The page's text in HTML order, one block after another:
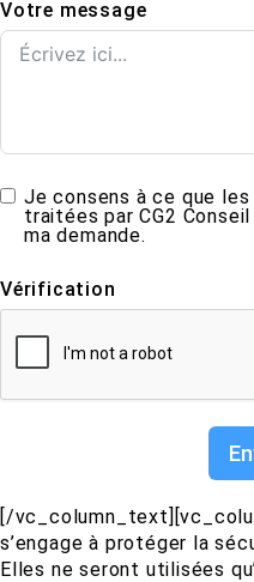
Votre message
Je consens à ce que
traitées par CG2
ma demande.
Vérification
[/
s’engage à protéger la
Elles ne seront utilisées